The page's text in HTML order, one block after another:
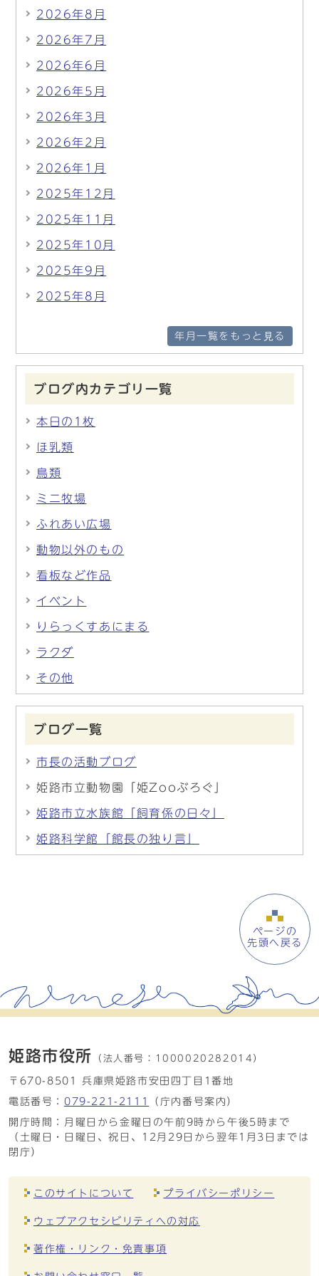
2026年8月
2026年7月
2026年6月
2026年5月
2026年3月
2026年2月
2026年1月
2025年12月
2025年11月
2025年10月
2025年9月
2025年8月
年月一覧をもっと見る
ブログ内カテゴリ一覧
本日の1枚
ほ乳類
鳥類
ミニ牧場
ふれあい広場
動物以外のもの
看板など作品
イベント
りらっくすあにまる
ラクダ
その他
ブログ一覧
市長の活動ブログ
姫路市立動物園「姫Zooぶろぐ」
姫路市立水族館「飼育係の日々」
姫路科学館「館長の独り言」
ページの
先頭へ戻る
姫路市役所 （法人番号： 1000020282014）
〒670-8501 兵庫県姫路市安田四丁目1番地
電話番号： 079-221-2111
（庁内番号案内）
開庁時間：月曜日から金曜日の午前9時から午後5時まで
（土曜日・日曜日、祝日、12月29日から翌年1月3日までは
閉庁）
このサイトについて プライバシーポリシー
ウェブアクセシビリティへの対応
著作権・リンク・免責事項